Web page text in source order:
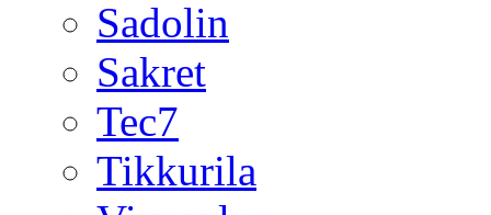
Sadolin
Sakret
Tec7
Tikkurila